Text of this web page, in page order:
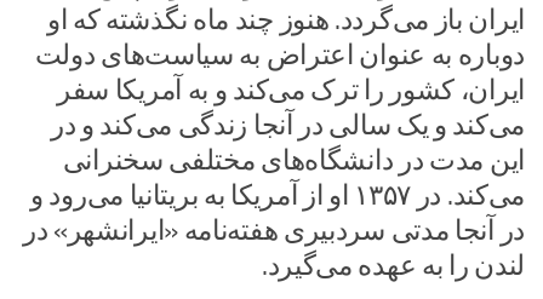
ایران باز می‌گردد. هنوز چند ماه نگذشته که او
دوباره به عنوان اعتراض به سیاست‌های دولت
ایران، کشور را ترک می‌کند و به آمریکا سفر
می‌کند و یک سالی در آنجا زندگی می‌کند و در
این مدت در دانشگاه‌های مختلفی سخنرانی
می‌کند. در ۱۳۵۷ او از آمریکا به بریتانیا می‌رود و
در آنجا مدتی سردبیری هفته‌نامه «ایرانشهر» در
لندن را به عهده می‌گیرد.